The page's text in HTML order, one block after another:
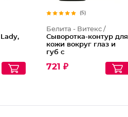
(5)
Белита - Витекс /
Сыворотка-контур для
кожи вокруг глаз и
губ с
действием
Мультипептидная
721 ₽